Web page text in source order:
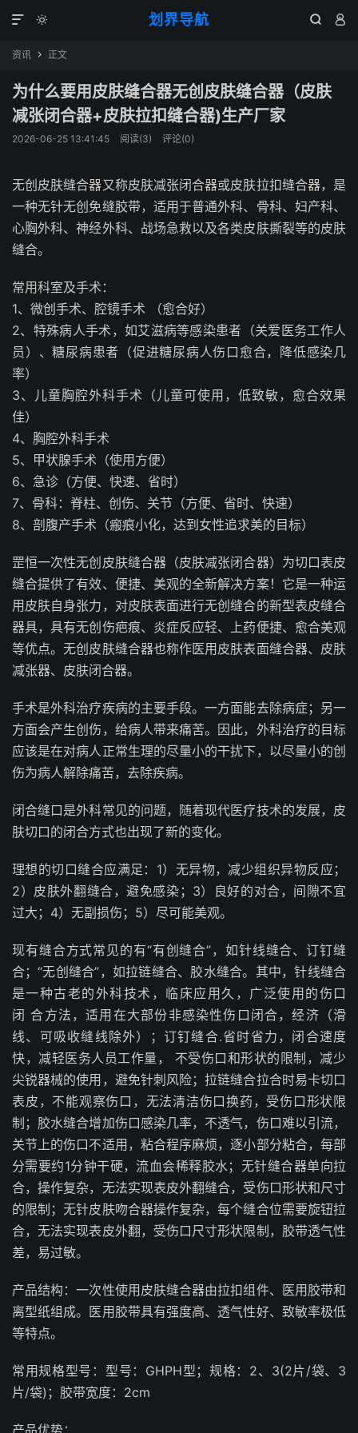
划界导航
  

资讯  正文
为什么要用皮肤缝合器无创皮肤缝合器（皮肤
减张闭合器+皮肤拉扣缝合器)生产厂家
2026-06-25 13:41:45 阅读(3) 评论(0)
无创皮肤缝合器又称皮肤减张闭合器或皮肤拉扣缝合器，是
一种无针无创免缝胶带，适用于普通外科、骨科、妇产科、
心胸外科、神经外科、战场急救以及各类皮肤撕裂等的皮肤
缝合。
常用科室及手术：
1、微创手术、腔镜手术 （愈合好）
2、特殊病人手术，如艾滋病等感染患者（关爱医务工作人
员）、糖尿病患者（促进糖尿病人伤口愈合，降低感染几
率）
3、儿童胸腔外科手术（儿童可使用，低致敏，愈合效果
佳）
4、胸腔外科手术
5、甲状腺手术（使用方便）
6、急诊（方便、快速、省时）
7、骨科：脊柱、创伤、关节（方便、省时、快速）
8、剖腹产手术（瘢痕小化，达到女性追求美的目标）
罡恒一次性无创皮肤缝合器（皮肤减张闭合器）为切口表皮
缝合提供了有效、便捷、美观的全新解决方案！它是一种运
用皮肤自身张力，对皮肤表面进行无创缝合的新型表皮缝合
器具，具有无创伤疤痕、炎症反应轻、上药便捷、愈合美观
等优点。无创皮肤缝合器也称作医用皮肤表面缝合器、皮肤
减张器、皮肤闭合器。
手术是外科治疗疾病的主要手段。一方面能去除病症；另一
方面会产生创伤，给病人带来痛苦。因此，外科治疗的目标
应该是在对病人正常生理的尽量小的干扰下，以尽量小的创
伤为病人解除痛苦，去除疾病。
闭合缝口是外科常见的问题，随着现代医疗技术的发展，皮
肤切口的闭合方式也出现了新的变化。
理想的切口缝合应满足：1）无异物，减少组织异物反应；
2）皮肤外翻缝合，避免感染；3）良好的对合，间隙不宜
过大；4）无副损伤；5）尽可能美观。
现有缝合方式常见的有“有创缝合”，如针线缝合、订钉缝
合；“无创缝合”，如拉链缝合、胶水缝合。其中，针线缝合
是一种古老的外科技术，临床应用久，广泛使用的伤口
闭 合方法，适用在大部份非感染性伤口闭合，经济（滑
线、可吸收缝线除外）；订钉缝合.省时省力，闭合速度
快，减轻医务人员工作量， 不受伤口和形状的限制，减少
尖锐器械的使用，避免针刺风险；拉链缝合拉合时易卡切口
表皮，不能观察伤口，无法清洁伤口换药，受伤口形状限
制；胶水缝合增加伤口感染几率，不透气，伤口难以引流，
关节上的伤口不适用，粘合程序麻烦，逐小部分粘合，每部
分需要约1分钟干硬，流血会稀释胶水；无针缝合器单向拉
合，操作复杂，无法实现表皮外翻缝合，受伤口形状和尺寸
的限制；无针皮肤吻合器操作复杂，每个缝合位需要旋钮拉
合，无法实现表皮外翻，受伤口尺寸形状限制，胶带透气性
差，易过敏。
产品结构：一次性使用皮肤缝合器由拉扣组件、医用胶带和
离型纸组成。医用胶带具有强度高、透气性好、致敏率极低
等特点。
常用规格型号：型号：GHPH型；规格：2、3(2片/袋、3
片/袋)；胶带宽度：2cm
产品优势：